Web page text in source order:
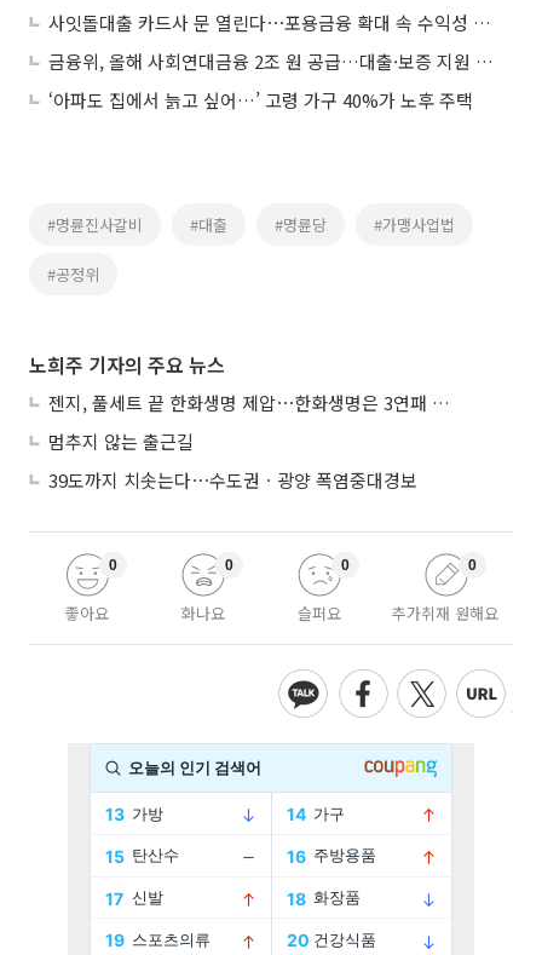
사잇돌대출 카드사 문 열린다⋯포용금융 확대 속 수익성 ‘복잡’
금융위, 올해 사회연대금융 2조 원 공급…대출·보증 지원 확대
‘아파도 집에서 늙고 싶어…’ 고령 가구 40%가 노후 주택
#명륜진사갈비 #대출 #명륜당 #가맹사업법
#공정위
노희주 기자의 주요 뉴스
젠지, 풀세트 끝 한화생명 제압⋯한화생명은 3연패 수렁
멈추지 않는 출근길
39도까지 치솟는다⋯수도권ㆍ광양 폭염중대경보
좋아요
0
화나요
0
슬퍼요
0
추가취재 원해요
0